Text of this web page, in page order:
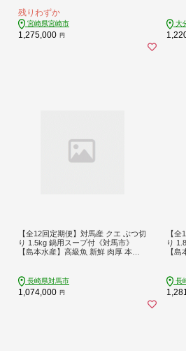
残りわずか
宮崎県宮崎市
1,275,000 円
【三
大
【全12回定期便】対馬産 クエ ぶつ切
り 1.5kg 鍋用スープ付《対馬市》
【島本水産】高級魚 新鮮 肉厚 本格
長崎県対馬市
1,074,000 円
【
り
【
長